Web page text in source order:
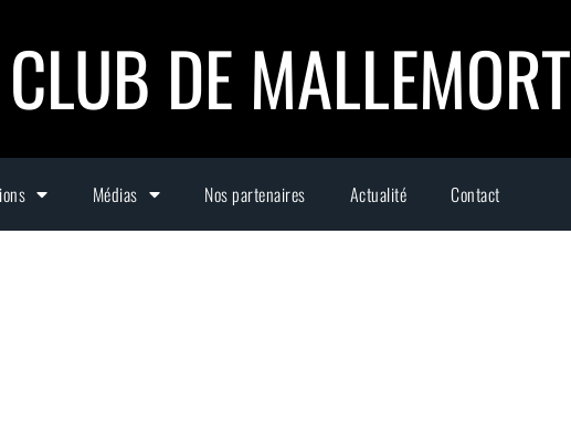
DE MALLEMORT
Médias Nos partenaires Actualité Contact